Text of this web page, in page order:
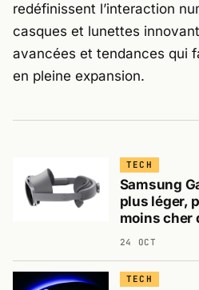
redéfinissent l’interaction
casques et lunettes
avancées et tendances qui
en pleine expansion.
TECH
Samsung
plus léger,
moins cher
24 OCT
TECH